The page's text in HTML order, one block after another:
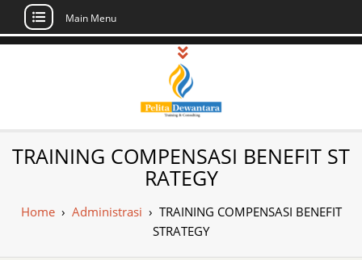
Skip
Main Menu
Pusat Pelatihan
dan Sertifikasi –
Daftar Training
Indonesia
Sertifikasi di Indonesia
TRAINING COMPENSASI BENEFIT ST
RATEGY
Home› Administrasi › TRAINING COMPENSASI BENEFIT
STRATEGY